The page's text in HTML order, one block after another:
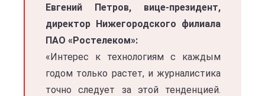
Евгений Петров, вице-президент,
директор Нижегородского филиала
ПАО «Ростелеком»:
«Интерес к технологиям с каждым
годом только растет, и журналистика
точно следует за этой тенденцией.